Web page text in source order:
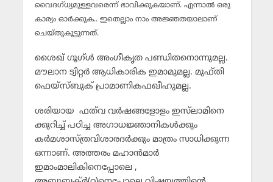
വൈദഗ്ധ്യമുള്ളവരെന്ന് ഭാവിക്കുകയാണ്. എന്നാല്‍ ഒരു
കാര്യം ഓര്‍ക്കുക.. ഇതെല്ലാം നാം അജ്ഞതയാലാണ്
ചെയ്തുകൂട്ടുന്നത്.
ശൈഖ് ഗൂഗ്ള്‍ അംഗീകൃത പണ്ഡിതനൊന്നുമല്ല.
മൗലാന ട്വിറ്റര്‍ ആധികാരിക ഇമാമുമല്ല. മുഫ്തി
ഫെയ്‌സ്ബുക് പ്രാമാണികഫഖീഹുമല്ല.
ശരിയായ ഫത്‌വ വര്‍ഷങ്ങളോളം ഇസ്‌ലാമിനെ
ക്കുറിച്ച് പഠിച്ച അഗാധജ്ഞാനികള്‍ക്കും
കര്‍മശാസ്ത്രവിശാരദര്‍ക്കും മാത്രം സാധിക്കുന്ന
ഒന്നാണ്. അത്തരം മഹാന്‍മാര്‍
ഇമാംമാലികിനെപ്പോലെ ,